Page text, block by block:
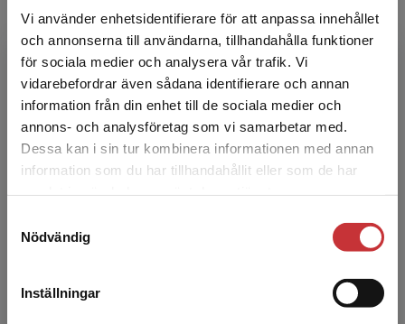
Vi använder enhetsidentifierare för att anpassa innehållet
och annonserna till användarna, tillhandahålla funktioner
för sociala medier och analysera vår trafik. Vi
vidarebefordrar även sådana identifierare och annan
information från din enhet till de sociala medier och
annons- och analysföretag som vi samarbetar med.
Dessa kan i sin tur kombinera informationen med annan
information som du har tillhandahållit eller som de har
Nödvändig
Inställningar
Begränsad fraktregion
Det verkar som att du besöker
studentlitteratur.se via en enhet utanför Sverige.
Vi erbjuder inte leveranser utanför Sverige. För
att kunna slutföra ett köp måste
vid Göteborgs universitet. Han är verksam vid
The Quality of Government Institute och har
varit gästfo...
statskunskap vid Uppsala universitet. Hennes